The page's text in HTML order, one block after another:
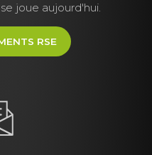
joue aujourd'hui.
RSE